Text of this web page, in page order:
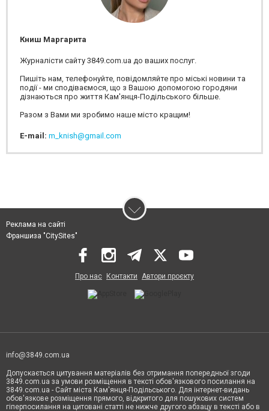
Книш Маргарита
Журналісти сайту 3849.com.ua до ваших послуг.
Пишіть нам, телефонуйте, повідомляйте про міські новини та
події - ми сподіваємося, що з Вашою допомогою городяни
дізнаються про життя Кам'янця-Подільського більше.
Разом з Вами ми зробимо наше місто кращим!
E-mail: m_knish@gmail.com
Реклама на сайті
Франшиза "CitySites"
Про нас Контакти Автори проєкту
info@3849.com.ua
Допускається цитування матеріалів без отримання попередньої згоди
3849.com.ua за умови розміщення в тексті обов'язкового посилання на
3849.com.ua - Сайт міста Кам'янця-Подільського. Для інтернет-видань
обов'язкове розміщення прямого, відкритого для пошукових систем
гіперпосилання на цитовані статті не нижче другого абзацу в тексті або в